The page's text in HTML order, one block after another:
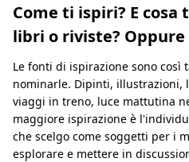
Come ti ispiri? E
libri o riviste? Oppure
Le fonti di ispirazione sono così
nominarle. Dipinti, illustrazioni,
viaggi in treno, luce mattutina
maggiore ispirazione è
che scelgo come soggetti per i
esplorare e mettere in